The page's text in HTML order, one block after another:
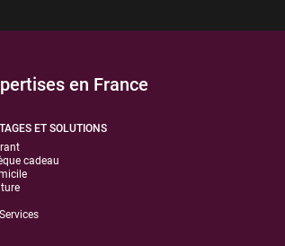
en France
ET SOLUTIONS
cadeau